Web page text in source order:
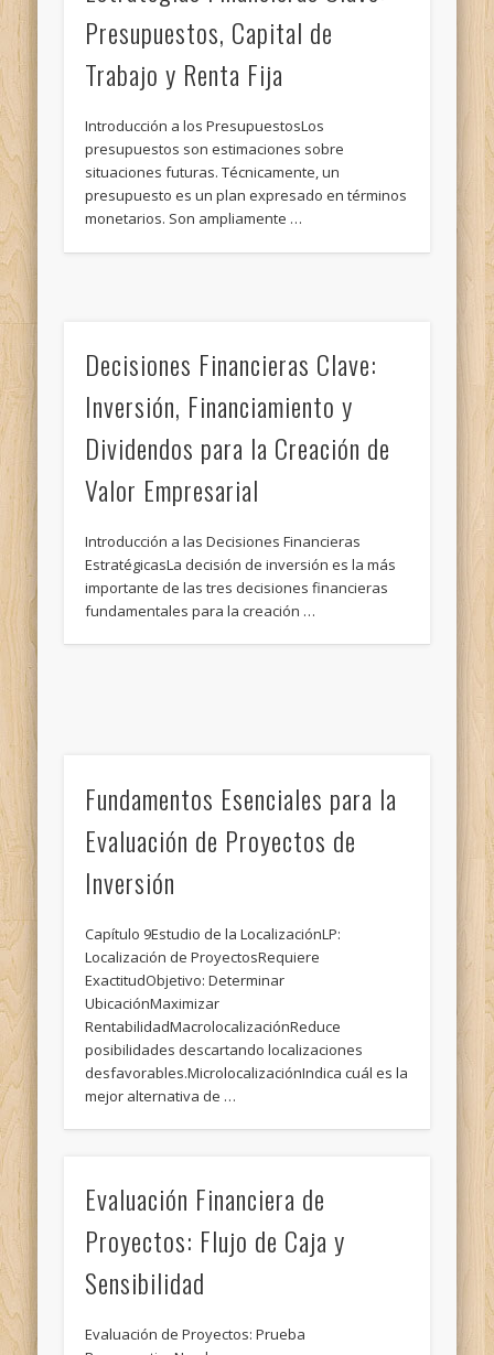
Presupuestos, Capital de
Trabajo y Renta Fija
Introducción a los PresupuestosLos
presupuestos son estimaciones sobre
situaciones futuras. Técnicamente, un
presupuesto es un plan expresado en términos
monetarios. Son ampliamente …
Decisiones Financieras Clave:
Inversión, Financiamiento y
Dividendos para la Creación de
Valor Empresarial
Introducción a las Decisiones Financieras
EstratégicasLa decisión de inversión es la más
importante de las tres decisiones financieras
fundamentales para la creación …
Fundamentos Esenciales para la
Evaluación de Proyectos de
Inversión
Capítulo 9Estudio de la LocalizaciónLP:
Localización de ProyectosRequiere
ExactitudObjetivo: Determinar
UbicaciónMaximizar
RentabilidadMacrolocalizaciónReduce
posibilidades descartando localizaciones
desfavorables.MicrolocalizaciónIndica cuál es la
mejor alternativa de …
Evaluación Financiera de
Proyectos: Flujo de Caja y
Sensibilidad
Evaluación de Proyectos: Prueba